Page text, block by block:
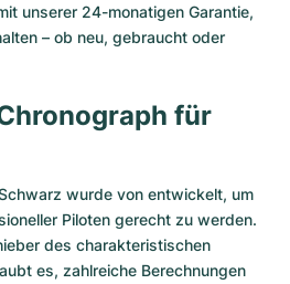
unserer 24-monatigen Garantie,
– ob neu, gebraucht oder
für
wurde von entwickelt, um
Piloten gerecht zu werden.
des charakteristischen
es, zahlreiche Berechnungen